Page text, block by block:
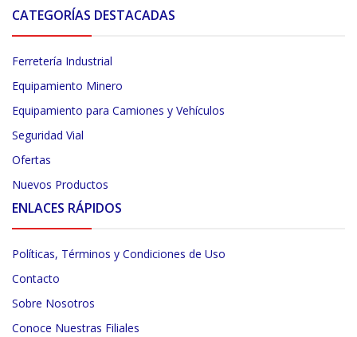
CATEGORÍAS DESTACADAS
Ferretería Industrial
Equipamiento Minero
Equipamiento para Camiones y Vehículos
Seguridad Vial
Ofertas
Nuevos Productos
ENLACES RÁPIDOS
Políticas, Términos y Condiciones de Uso
Contacto
Sobre Nosotros
Conoce Nuestras Filiales